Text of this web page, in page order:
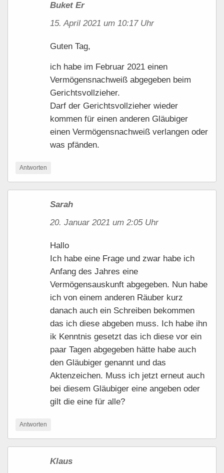
Buket Er
15. April 2021 um 10:17 Uhr
Guten Tag,
ich habe im Februar 2021 einen
Vermögensnachweiß abgegeben beim
Gerichtsvollzieher.
Darf der Gerichtsvollzieher wieder
kommen für einen anderen Gläubiger
einen Vermögensnachweiß verlangen oder
was pfänden.
Antworten
Sarah
20. Januar 2021 um 2:05 Uhr
Hallo
Ich habe eine Frage und zwar habe ich
Anfang des Jahres eine
Vermögensauskunft abgegeben. Nun habe
ich von einem anderen Räuber kurz
danach auch ein Schreiben bekommen
das ich diese abgeben muss. Ich habe ihn
ik Kenntnis gesetzt das ich diese vor ein
paar Tagen abgegeben hätte habe auch
den Gläubiger genannt und das
Aktenzeichen. Muss ich jetzt erneut auch
bei diesem Gläubiger eine angeben oder
gilt die eine für alle?
Antworten
Klaus